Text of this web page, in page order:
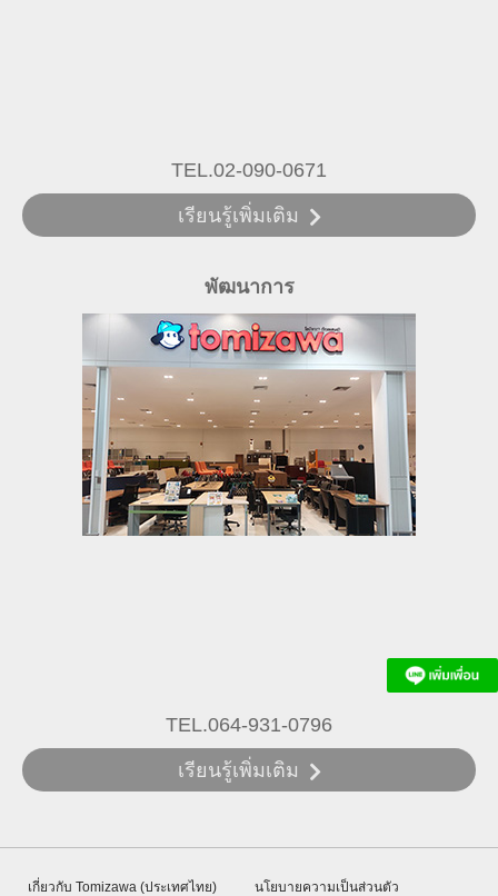
TEL.02-090-0671
เรียนรู้เพิ่มเติม
พัฒนาการ
TEL.064-931-0796
เรียนรู้เพิ่มเติม
เกี่ยวกับ Tomizawa (ประเทศไทย) นโยบายความเป็นส่วนตัว